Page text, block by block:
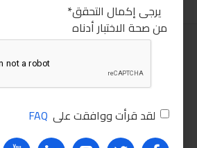
يرجى إكمال التحقق
من صحة الاختبار أدناه
لقد قرأت ووافقت على FAQ